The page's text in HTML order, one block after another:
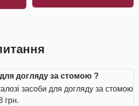
догляду за стомою ?
засоби для догляду за стомою
грн.